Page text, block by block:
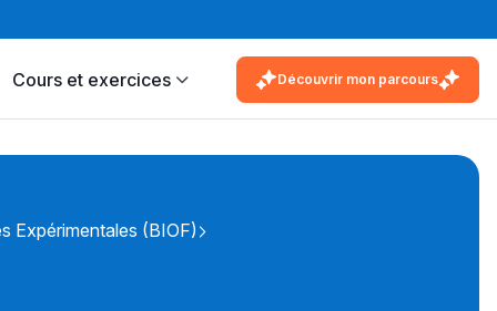
Cours et exercices Découvrir mon parcours
Expérimentales (BIOF)